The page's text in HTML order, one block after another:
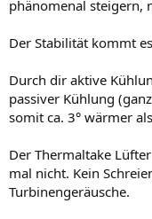
phänomenal steigern,
Der Stabilität kommt
Durch dir aktive
passiver Kühlung
somit ca. 3° wärmer
Der Thermaltake
mal nicht. Kein
Turbinengeräusche.